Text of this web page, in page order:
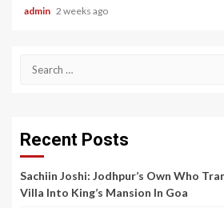
admin 2 weeks ago
Search
Recent Posts
Sachiin Joshi: Jodhpur’s Own Who
Villa Into King’s Mansion In Goa